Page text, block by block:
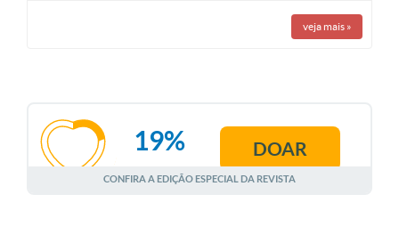
veja mais »
AGOSTO
19% DOAR
CONFIRA A EDIÇÃO ESPECIAL DA REVISTA